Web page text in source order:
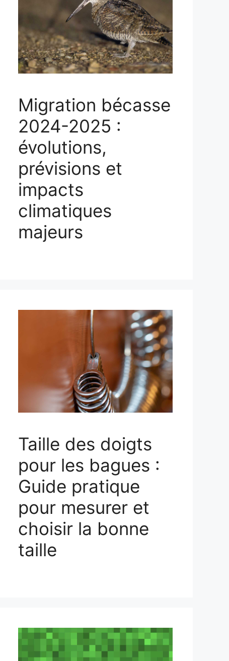
Migration bécasse
2024-2025 :
évolutions,
prévisions et
impacts
climatiques
majeurs
Taille des doigts
pour les bagues :
Guide pratique
pour mesurer et
choisir la bonne
taille